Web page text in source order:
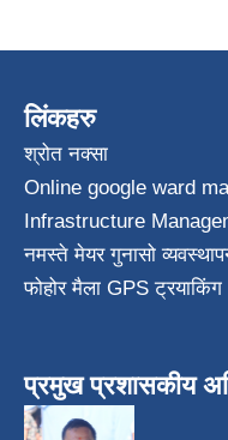
लिंकहरु
श्रोत नक्सा
Online google ward
Infrastructure
नमस्ते मेयर गुनासो
फोहोर मैला GPS
प्रमुख प्रशासकीय